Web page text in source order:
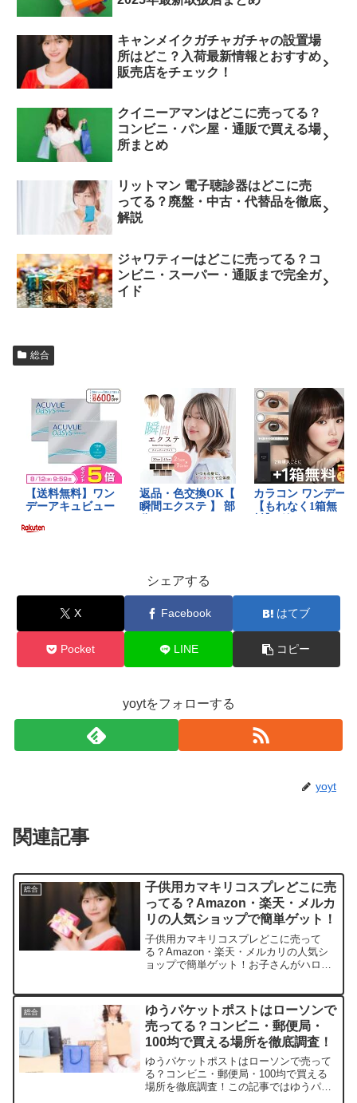
キャンメイクガチャガチャの設置場
所はどこ？入荷最新情報とおすすめ
販売店をチェック！
クイニーアマンはどこに売ってる？
コンビニ・パン屋・通販で買える場
所まとめ
リットマン 電子聴診器はどこに売
ってる？廃盤・中古・代替品を徹底
解説
ジャワティーはどこに売ってる？コ
ンビニ・スーパー・通販まで完全ガ
イド
総合
シェアする
X Facebook はてブ
Pocket LINE コピー
yoytをフォローする
yoyt
関連記事
総合
子供用カマキリコスプレどこに売
ってる？Amazon・楽天・メルカ
リの人気ショップで簡単ゲット！
子供用カマキリコスプレどこに売って
る？Amazon・楽天・メルカリの人気シ
ョップで簡単ゲット！お子さんがハロウ
事では子供用カマキリコスプレを売って
いる取扱店や、平均的な...
総合
ゆうパケットポストはローソンで
売ってる？コンビニ・郵便局・
100均で買える場所を徹底調査！
ゆうパケットポストはローソンで売って
る？コンビニ・郵便局・100均で買える
場所を徹底調査！この記事ではゆうパケ